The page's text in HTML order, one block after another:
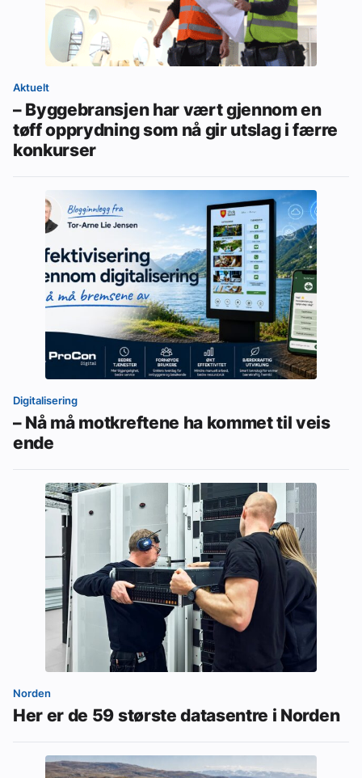
Aktuelt
– Byggebransjen har vært gjennom en
tøff opprydning som nå gir utslag i færre
konkurser
Digitalisering
– Nå må motkreftene ha kommet til veis
ende
Norden
Her er de 59 største datasentre i Norden